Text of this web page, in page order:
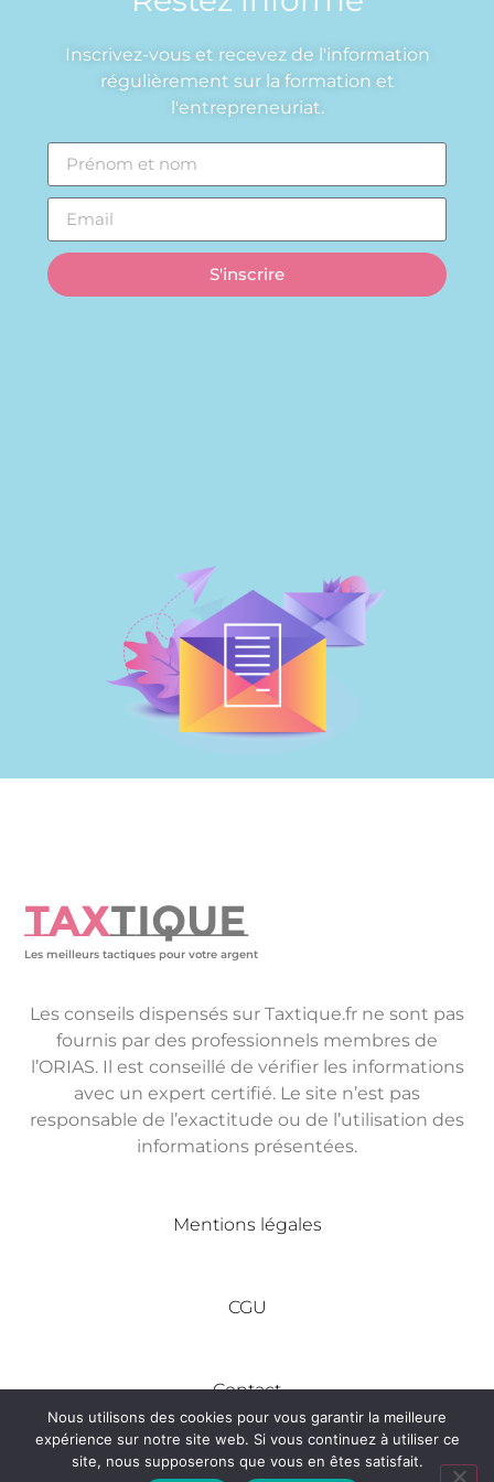
Inscrivez-vous et recevez de l'information
régulièrement sur la formation et
l'entrepreneuriat.
S'inscrire
TAXTIQUE
Les meilleurs tactiques pour votre argent
Les conseils dispensés sur Taxtique.fr ne sont pas
fournis par des professionnels membres de
l’ORIAS. Il est conseillé de vérifier les informations
avec un expert certifié. Le site n’est pas
responsable de l’exactitude ou de l’utilisation des
informations présentées.
Mentions légales
CGU
Contact
Nous utilisons des cookies pour vous garantir la meilleure
expérience sur notre site web. Si vous continuez à utiliser ce
site, nous supposerons que vous en êtes satisfait.